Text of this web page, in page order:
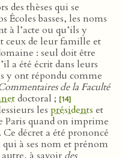
des thèses qui se
Écoles basses, les noms
à l’acte ou qu’ils y
ceux de leur famille et
: seul doit être
a été écrit dans leurs
y ont répondu comme
de la Faculté
doctoral ; [14]
les présidents et
Paris quand on imprime
décret a été prononcé
qui à ses nom et prénom